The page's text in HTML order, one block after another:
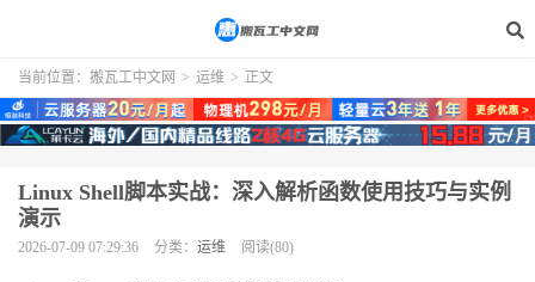
当前位置： 搬瓦工中文网 > 运维 > 正文
Linux Shell脚本实战：深入解析函数使用技巧与实例
演示
2026-07-09 07:29:36 分类： 运维 阅读(80)